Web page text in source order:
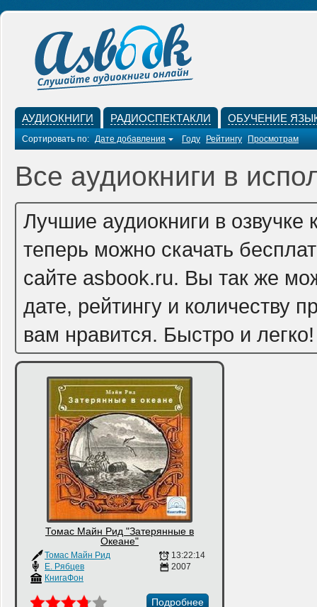
АУДИОКНИГИ РАДИОСПЕКТАКЛИ ОБУЧЕНИЕ
Сортировать по: Дате добавления Году Рейтингу Просмотрам
Все аудиокниги в
Лучшие аудиокниги в
теперь можно скачать
сайте asbook.ru. Вы так же
дате, рейтингу и количеству
вам нравится. Быстро и легко!
Томас Майн Рид "Затерянные в
Океане"
Томас Майн Рид
Е. Рябцев
КнигаФон
13:22:14
2007
Подробнее